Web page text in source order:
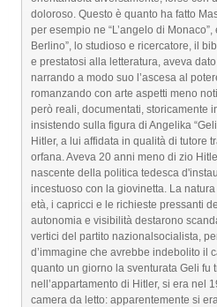
doloroso. Questo è quanto ha fatto
per esempio ne “L’angelo di
Berlino”, lo studioso e ricercatore, il
e prestatosi alla letteratura, aveva
narrando a modo suo l’ascesa al
romanzando con arte aspetti meno
però reali, documentati, storicamente
insistendo sulla figura di Angelika
Hitler, a lui affidata in qualità di tutore
orfana. Aveva 20 anni meno di zio
nascente della politica tedesca
incestuoso con la giovinetta. La
età, i capricci e le richieste pressanti
autonomia e visibilità destarono
vertici del partito nazionalsocialista,
d’immagine che avrebbe indebolito il
quanto un giorno la sventurata Geli fu
nell’appartamento di Hitler, si era nel
camera da letto: apparentemente si